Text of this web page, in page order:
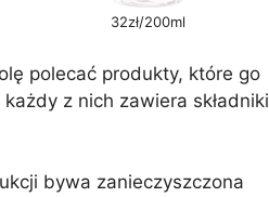
32zł/200ml
polecać produkty, które go
z nich zawiera składniki
bywa zanieczyszczona